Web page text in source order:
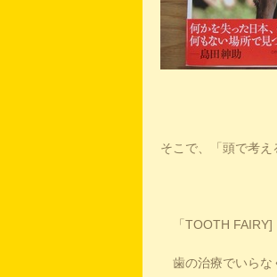
そこで、「頭で考え
「TOOTH FAIRY]
歯の治療でいらな